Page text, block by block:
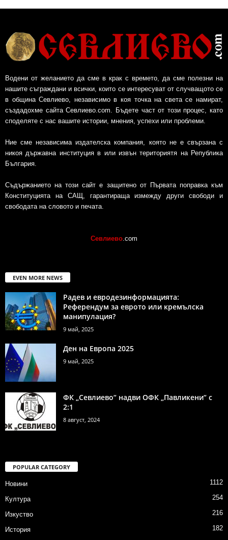
Водени от желанието да сме в крак с времето, да сме полезни на
нашите съграждани и всички, които се интересуват от случващото се
в община Севлиево, независимо в коя точка на света се намират,
създадохме сайта Севлиево.com. Бъдете част от този процес, като
споделяте с нас вашите истории, мнения, успехи или проблеми.
Ние сме независима издателска компания, която не е свързана с
никоя държавна институция в или извън териториятя на Република
България.
Съдържанието на този сайт е защитено от Първата поправка към
Конституцията на САЩ, гарантираща измежду други свободи и
свободата на словото и печата.
Севлиево.com
EVEN MORE NEWS
Радев и евродезинформацията:
Референдум за еврото или кремълска
манипулация?
9 май, 2025
Ден на Европа 2025
9 май, 2025
ФК „Севлиево“ надви ОФК „Павликени“ с
2:1
8 август, 2024
POPULAR CATEGORY
Новини 1112
Култура 254
Изкуство 216
История
182